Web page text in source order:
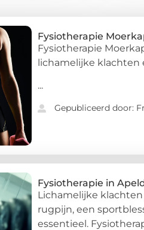
Fysiotherapie
Fysiotherapie
lichamelijke klachten
...
Gepubliceerd door:
Fysiotherapie in
Lichamelijke
rugpijn, een
essentieel.